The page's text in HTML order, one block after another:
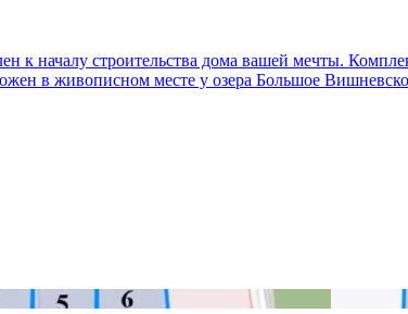
к началу строительства дома вашей мечты.
в живописном месте у озера Большое